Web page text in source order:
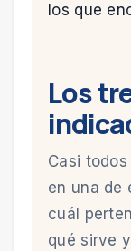
los que
Los
Casi
en una de
cuál
qué sirve